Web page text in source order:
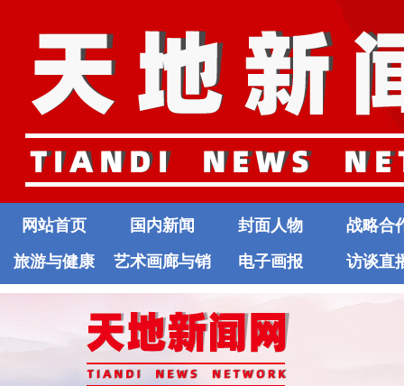
网站首页 国内新闻 封面人物
战略合
旅游与健康
艺术画廊与销
售
电子画报 访谈直